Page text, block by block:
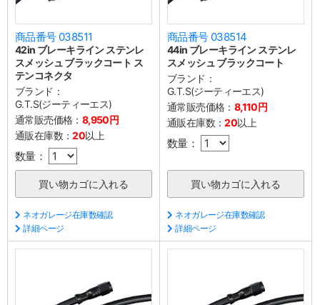
商品番号 038511
42in ブレーキライン ステンレ
スメッシュ ブラックコート ス
テンコネクタ
ブランド：
G.T.S(ジーティーエス)
通常販売価格： 8,950円
通販在庫数：20以上
数量：
ネオガレージ在庫数確認
詳細ページ
商品番号 038514
44in ブレーキライン ステンレ
スメッシュ ブラックコート
ブランド：
G.T.S(ジーティーエス)
通常販売価格： 8,110円
通販在庫数：20以上
数量：
ネオガレージ在庫数確認
詳細ページ